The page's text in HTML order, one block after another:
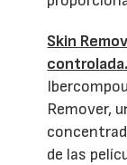
Skin
controlada.
Remover,
de las